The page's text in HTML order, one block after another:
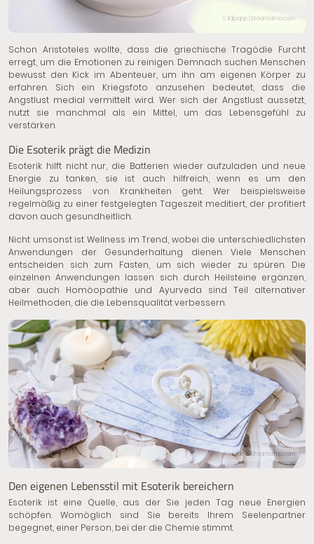
© Ildipapp | Dreamstime.com
Schon Aristoteles wollte, dass die griechische Tragödie Furcht
erregt, um die Emotionen zu reinigen. Demnach suchen Menschen
bewusst den Kick im Abenteuer, um ihn am eigenen Körper zu
erfahren. Sich ein Kriegsfoto anzusehen bedeutet, dass die
Angstlust medial vermittelt wird. Wer sich der Angstlust aussetzt,
nutzt sie manchmal als ein Mittel, um das Lebensgefühl zu
verstärken.
Die Esoterik prägt die Medizin
Esoterik hilft nicht nur, die Batterien wieder aufzuladen und neue
Energie zu tanken, sie ist auch hilfreich, wenn es um den
Heilungsprozess von Krankheiten geht. Wer beispielsweise
regelmäßig zu einer festgelegten Tageszeit meditiert, der profitiert
davon auch gesundheitlich.
Nicht umsonst ist Wellness im Trend, wobei die unterschiedlichsten
Anwendungen der Gesunderhaltung dienen. Viele Menschen
entscheiden sich zum Fasten, um sich wieder zu spüren. Die
einzelnen Anwendungen lassen sich durch Heilsteine ergänzen,
aber auch Homöopathie und Ayurveda sind Teil alternativer
Heilmethoden, die die Lebensqualität verbessern.
© Helinloik | Dreamstime.com
Den eigenen Lebensstil mit Esoterik bereichern
Esoterik ist eine Quelle, aus der Sie jeden Tag neue Energien
schöpfen. Womöglich sind Sie bereits Ihrem Seelenpartner
begegnet, einer Person, bei der die Chemie stimmt.